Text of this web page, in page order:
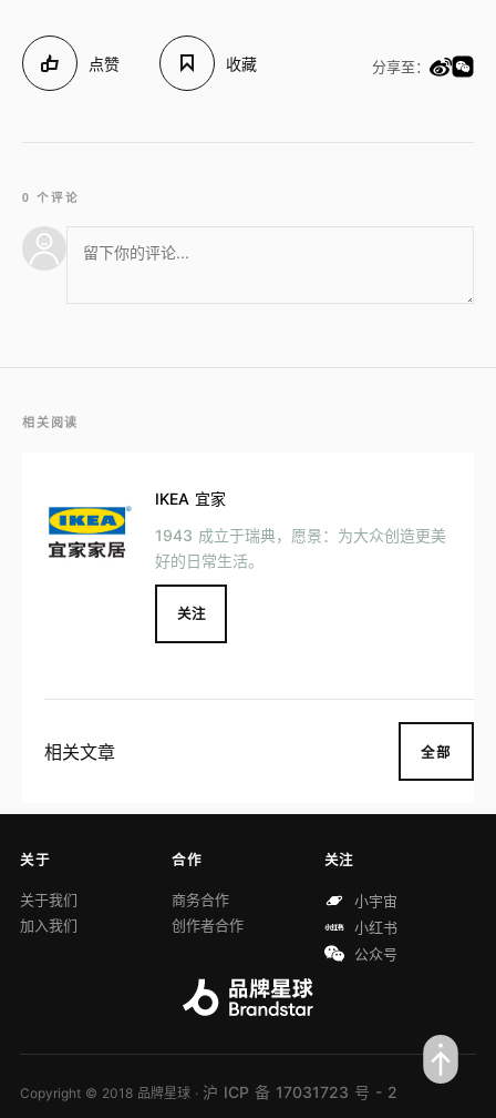
点赞 收藏 分享至：
0 个评论
相关阅读
IKEA 宜家
1943 成立于瑞典，愿景：为大众创造更美
好的日常生活。
关注
相关文章 全部
关于
关于我们
加入我们
合作
商务合作
创作者合作
关注
小宇宙
小红书
公众号
Copyright © 2018 品牌星球 · 沪 ICP 备 17031723 号 - 2